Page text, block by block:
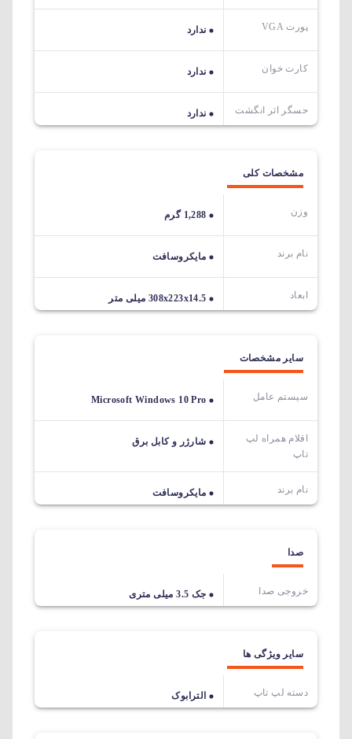
پورت VGA ندارد
کارت خوان ندارد
حسگر اثر انگشت ندارد
مشخصات کلی
وزن 1,288 گرم
نام برند مایکروسافت
ابعاد 308x223x14.5 میلی متر
سایر مشخصات
سیستم عامل Microsoft Windows 10 Pro
اقلام همراه لپ
تاپ
شارژر و کابل برق
نام برند مایکروسافت
صدا
خروجی صدا جک 3.5 میلی متری
سایر ویژگی ها
دسته لپ تاپ الترابوک